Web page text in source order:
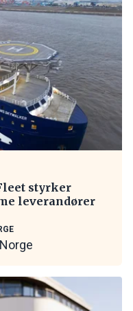
styrker
leverandører